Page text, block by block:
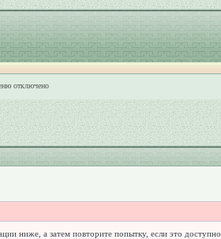
отключено
ниже, а затем повторите попытку, если это доступно.